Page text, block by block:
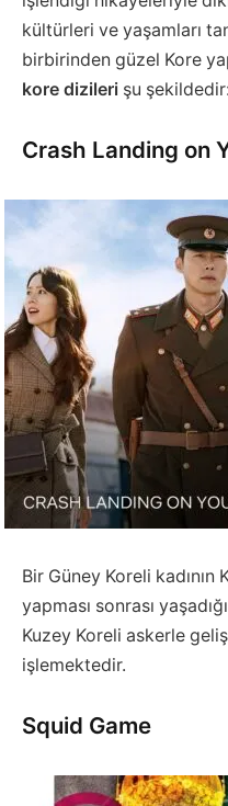
kültürleri ve yaşamları
birbirinden güzel Kore
kore dizileri şu şekildedir:
Crash Landing on
Bir Güney Koreli kadının
yapması sonrası
Kuzey Koreli askerle
işlemektedir.
Squid Game